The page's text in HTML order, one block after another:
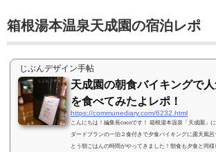
箱根湯本温泉天成園の宿泊レポ
じぶんデザイン手帖
天成園の朝食バイキングで
を食べてみたよレポ！
https://communediary.com/6232.html
こんにちは！編集長cocoです！ 箱根湯本温泉「天成園」
ダードプランの一泊２食付きで夕食バイキングに露天風
とう朝ごはんの時間がやってきました！朝食も夕食と同